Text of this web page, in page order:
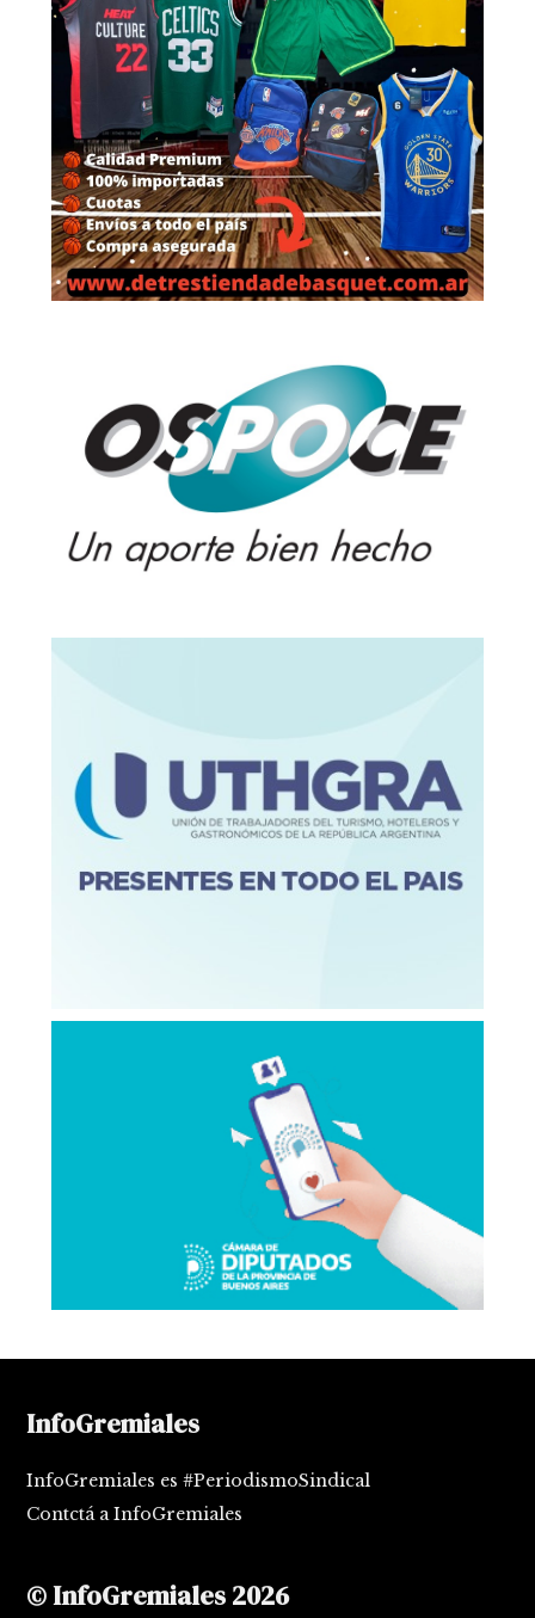
InfoGremiales
InfoGremiales es #PeriodismoSindical
Contctá a InfoGremiales
© InfoGremiales 2026